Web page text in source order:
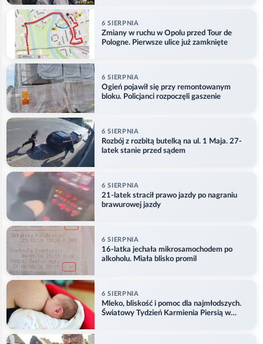
6 SIERPNIA
Zmiany w ruchu w Opolu przed Tour de
Pologne. Pierwsze ulice już zamknięte
6 SIERPNIA
Ogień pojawił się przy remontowanym
bloku. Policjanci rozpoczęli gaszenie
6 SIERPNIA
Rozbój z rozbitą butelką na ul. 1 Maja. 27-
latek stanie przed sądem
6 SIERPNIA
21-latek stracił prawo jazdy po nagraniu
brawurowej jazdy
6 SIERPNIA
16-latka jechała mikrosamochodem po
alkoholu. Miała blisko promil
6 SIERPNIA
Mleko, bliskość i pomoc dla najmłodszych.
Światowy Tydzień Karmienia Piersią w